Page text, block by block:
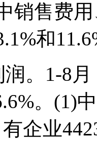
销售费
和
1-8月
。(1)
企业